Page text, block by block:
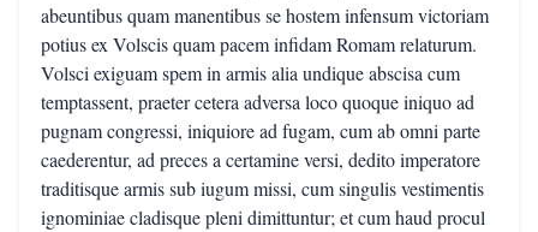
abeuntibus quam manentibus se hostem infensum victoriam
potius ex Volscis quam pacem infidam Romam relaturum.
Volsci exiguam spem in armis alia undique abscisa cum
temptassent, praeter cetera adversa loco quoque iniquo ad
pugnam congressi, iniquiore ad fugam, cum ab omni parte
caederentur, ad preces a certamine versi, dedito imperatore
traditisque armis sub iugum missi, cum singulis vestimentis
ignominiae cladisque pleni dimittuntur; et cum haud procul